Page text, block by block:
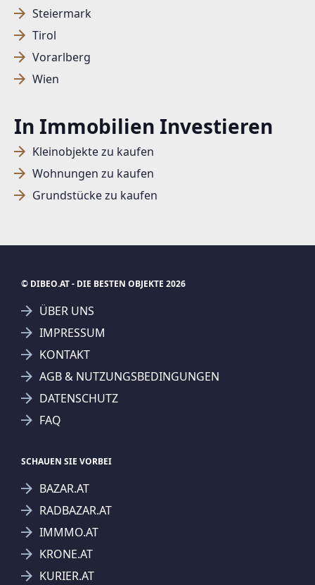
Steiermark
Tirol
Vorarlberg
Wien
In Immobilien Investieren
Kleinobjekte zu kaufen
Wohnungen zu kaufen
Grundstücke zu kaufen
© DIBEO.AT - DIE BESTEN OBJEKTE 2026
ÜBER UNS
IMPRESSUM
KONTAKT
AGB & NUTZUNGSBEDINGUNGEN
DATENSCHUTZ
FAQ
SCHAUEN SIE VORBEI
BAZAR.AT
RADBAZAR.AT
IMMMO.AT
KRONE.AT
KURIER.AT